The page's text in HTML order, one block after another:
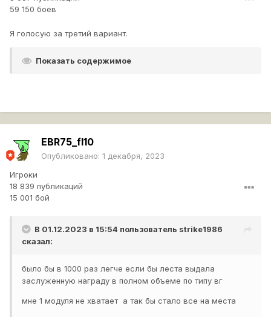
59 150 боёв
Я голосую за третий вариант.
Показать содержимое
EBR75_fl10
Опубликовано: 1 декабря, 2023
Игроки
18 839 публикаций
15 001 бой
В 01.12.2023 в 15:54 пользователь strike1986
сказал:
было бы в 1000 раз легче если бы леста выдала
заслуженную награду в полном объеме по типу вг
мне 1 модуля не хватает а так бы стало все на места